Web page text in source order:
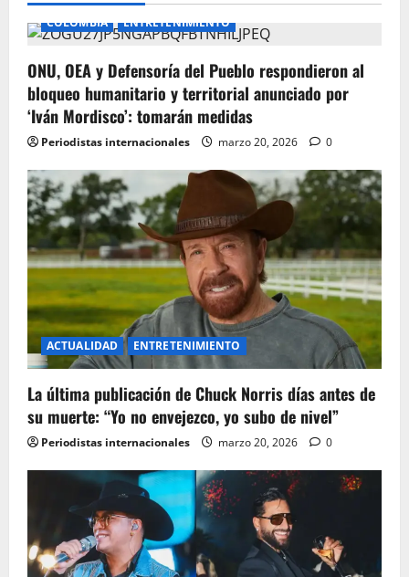
COLOMBIA ENTRETENIMIENTO
ONU, OEA y Defensoría del Pueblo respondieron al
bloqueo humanitario y territorial anunciado por
‘Iván Mordisco’: tomarán medidas
Periodistas internacionales marzo 20, 2026 0
ACTUALIDAD ENTRETENIMIENTO
La última publicación de Chuck Norris días antes de
su muerte: “Yo no envejezco, yo subo de nivel”
Periodistas internacionales marzo 20, 2026 0